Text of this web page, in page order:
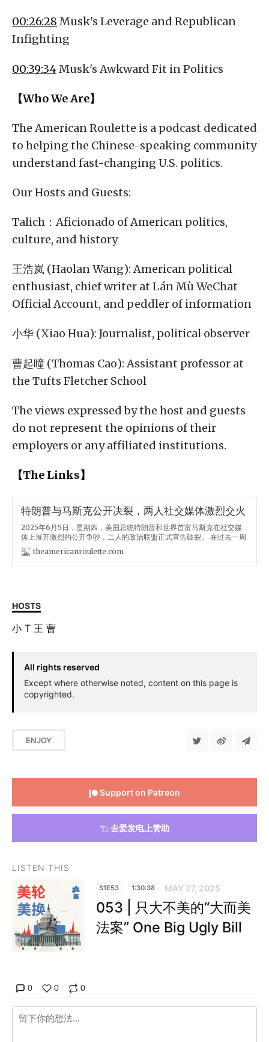
00:26:28 Musk's Leverage and Republican
Infighting
00:39:34 Musk's Awkward Fit in Politics
【Who We Are】
The American Roulette is a podcast dedicated
to helping the Chinese-speaking community
understand fast-changing U.S. politics.
Our Hosts and Guests:
Talich：Aficionado of American politics,
culture, and history
王浩岚 (Haolan Wang): American political
enthusiast, chief writer at Lán Mù WeChat
Official Account, and peddler of information
小华 (Xiao Hua): Journalist, political observer
曹起曈 (Thomas Cao): Assistant professor at
the Tufts Fletcher School
The views expressed by the host and guests
do not represent the opinions of their
employers or any affiliated institutions.
【The Links】
特朗普与马斯克公开决裂，两人社交媒体激烈交火
2025年6月5日，星期四，美国总统特朗普和世界首富马斯克在社交媒
体上展开激烈的公开争吵，二人的政治联盟正式宣告破裂。 在过去一周
多的时间里，二人之间已经出现明显裂痕，马斯克上个月开始公开批评
特朗普的法案，在CBS新闻采访中表示对该立法的规模和对赤字的影响
感到失望。24小时内，马斯克便宣布正式离开政府，据《华尔街日报》
法案是一个令人厌恶的可憎之物。那些投票支持它的人应该感到羞耻：
你们知道自己做错了。你们心里清楚。 I’m sorry, but I just can’t
stand it anymore. This massive, outrageous, pork-filled
Congressional spending bill is a disgusting abomination.
theamericanroulette.com
HOSTS
小 T 王 曹
All rights reserved
Except where otherwise noted, content on this page is
copyrighted.
ENJOY
Support on Patreon
去爱发电上赞助
LISTEN THIS
S1E53 1:30:38 MAY 27, 2025
053 | 只大不美的“大而美
法案” One Big Ugly Bill